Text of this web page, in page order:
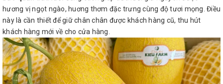
hương vị ngọt ngào, huơng thơm đặc trưng cùng độ tươi mọng. Điều
này là cần thiết để giữ chân chân được khách hàng cũ, thu hút
khách hàng mới về cho cửa hàng.